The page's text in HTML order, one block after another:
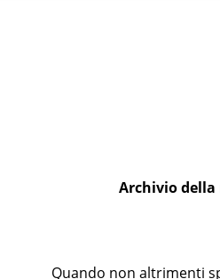
Archivio della
Quando non altrimenti